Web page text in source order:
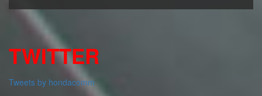
TWITTER
Tweets by hondacomm